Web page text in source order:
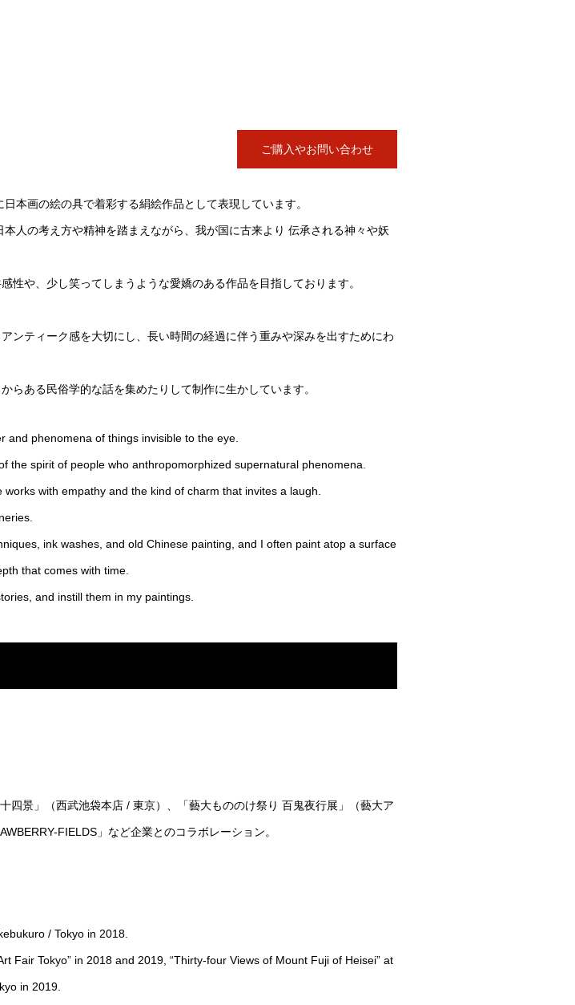
ご購入やお問い合わせ
本画の絵の具で着彩する絹絵作品として表現しています。
人の考え方や精神を踏まえながら、我が国に古来より 伝承される神々や妖
や、少し笑ってしまうような愛嬌のある作品を目指しております。
ンティーク感を大切にし、長い時間の経過に伴う重みや深みを出すためにわ
らある民俗学的な話を集めたりして制作に生かしています。
and phenomena of things invisible to the eye.
the spirit of people who anthropomorphized supernatural phenomena.
with empathy and the kind of charm that invites a laugh.
ink washes, and old Chinese painting, and I often paint atop a surface
that comes with time.
and instill them in my paintings.
四景」（西武池袋本店 / 東京）、「藝大もののけ祭り 百鬼夜行展」（藝大ア
FIELDS」など企業とのコラボレーション。
/ Tokyo in 2018.
Fair Tokyo” in 2018 and 2019, “Thirty-four Views of Mount Fuji of Heisei” at
in 2019.